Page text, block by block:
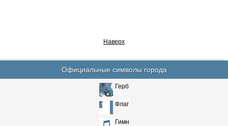
Наверх
Официальные символы города
Герб
Флаг
Гимн